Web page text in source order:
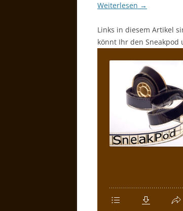
Weiterlesen →
Links in diesem Artikel
könnt Ihr den Sneakpod